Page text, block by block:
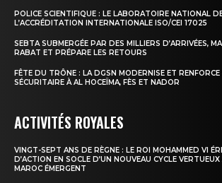
POLICE SCIENTIFIQUE : LE LABORATOIRE NATIONAL
L’ACCRÉDITATION INTERNATIONALE ISO/CEI 17025
SEBTA SUBMERGÉE PAR DES MILLIERS D’ARRIVÉES,
RABAT ET PRÉPARE LES RETOURS
FÊTE DU TRÔNE : LA DGSN MODERNISE ET
SÉCURITAIRE À AL HOCEÏMA, FÈS ET NADOR
ACTIVITÉS ROYALES
VINGT-SEPT ANS DE RÈGNE : LE ROI MOHAMMED VI
D’ACTION EN SOCLE D’UN NOUVEAU CYCLE VERTUEUX
MAROC ÉMERGENT